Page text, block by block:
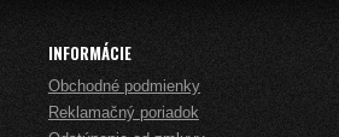
INFORMÁCIE
Obchodné podmienky
Reklamačný poriadok